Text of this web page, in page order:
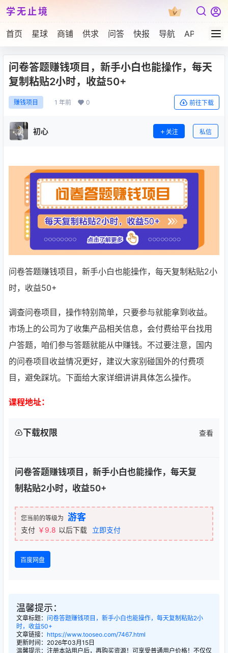
学无止境
首页 星球 商铺 供求 问答 快报 导航 APP下载
问卷答题赚钱项目，新手小白也能操作，每天
复制粘贴2小时，收益50+
赚钱项目 1 年前 0 前往下载
初心 关注 私信
问卷答题赚钱项目，新手小白也能操作，每天复制粘贴2小
时，收益50+
调查问卷项目，操作特别简单，只要参与就能拿到收益。
市场上的公司为了收集产品相关信息，会付费给平台找用
户答题，咱们参与答题就能从中赚钱。不过要注意，国内
的问卷项目收益情况更好，建议大家别碰国外的付费项
目，避免踩坑。下面给大家详细讲讲具体怎么操作。
课程地址：
下载权限 查看
问卷答题赚钱项目，新手小白也能操作，每天复
制粘贴2小时，收益50+
您当前的等级为 游客
支付 ￥9.8 以后下载 立即支付
百度网盘
温馨提示：
文章标题： 问卷答题赚钱项目，新手小白也能操作，每天复制粘贴2小
时，收益50+
文章链接： https://www.tooseo.com/7467.html
更新时间：2026年03月15日
温馨提示：注册本站用户后，再购买资源！可享受普通用户价格！不仅仅